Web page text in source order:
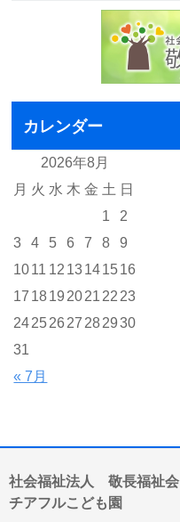
カレンダー
2026年8月
月 火 水 木 金 土 日
« 7月
1
2
3
4 5 6 7 8
9
1011 12 13141516
17 1819 2021 22 23
242526 27 2829 30
31
社会福祉法人 敬長福祉会
チアフルこども園